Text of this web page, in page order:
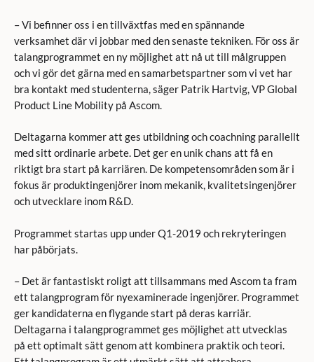
­– Vi befinner oss i en tillväxtfas med en spännande
verksamhet där vi jobbar med den senaste tekniken. För oss är
talangprogrammet en ny möjlighet att nå ut till målgruppen
och vi gör det gärna med en samarbetspartner som vi vet har
bra kontakt med studenterna, säger Patrik Hartvig, VP Global
Product Line Mobility på Ascom.
Deltagarna kommer att ges utbildning och coachning parallellt
med sitt ordinarie arbete. Det ger en unik chans att få en
riktigt bra start på karriären. De kompetensområden som är i
fokus är produktingenjörer inom mekanik, kvalitetsingenjörer
och utvecklare inom R&D.
Programmet startas upp under Q1-2019 och rekryteringen
har påbörjats.
– Det är fantastiskt roligt att tillsammans med Ascom ta fram
ett talangprogram för nyexaminerade ingenjörer. Programmet
ger kandidaterna en flygande start på deras karriär.
Deltagarna i talangprogrammet ges möjlighet att utvecklas
på ett optimalt sätt genom att kombinera praktik och teori.